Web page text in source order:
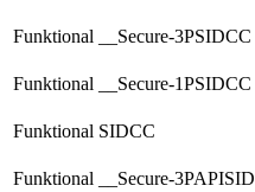
Funktional
__Secure-3PSIDCC
Funktional
__Secure-1PSIDCC
Funktional SIDCC
Funktional
__Secure-3PAPISID